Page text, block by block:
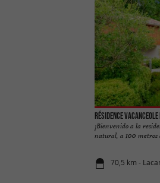
Résidence
¡Bienvenido a la
natural, a 100 metros
70,5 km -